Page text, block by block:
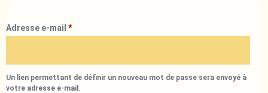
Adresse e-mail *
Un lien permettant de définir un nouveau mot de passe sera envoyé à
votre adresse e-mail.